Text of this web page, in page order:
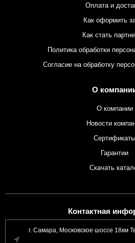
Оплата и
Как оформить
Как стать
Политика обработки
Согласие на обработку
О
О компании
Новости
Сертификаты
Гарантии
Скачать
Контактная
г. Самара, Московское шоссе 18км